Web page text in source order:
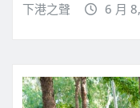
下港之聲 6 月